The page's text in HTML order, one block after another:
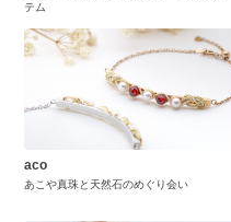
テム
aco
あこや真珠と天然石のめぐり会い